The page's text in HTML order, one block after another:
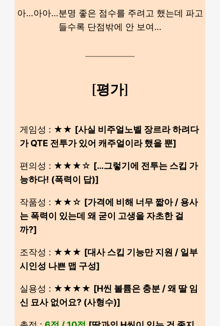
아…아아…분명 좋은 점수를 주려고 했는데 파고
들수록 단점밖에 안 보여…
[평가]
게임성 : ★★ [사실 비주얼노벨 장르라 하려다
가 QTE 전투가 있어 캐주얼이라 했을 뿐]
편의성 : ★★★☆ […그렇기에 전투는 스킵 가
능하다! (폭력이 답)]
작품성 : ★★☆ [가격에 비해 너무 짧아 / 용사
는 폭력이 있는데 왜 굳이 고생을 자초한 걸
까?]
조작성 : ★★★ [대사 스킵 기능만 지원 / 일부
시인성 나쁜 맵 구성]
실용성 : ★★★★ [H씬 볼륨은 충분 / 왜 딸 임
신 묘사 없어요? (사형수)]